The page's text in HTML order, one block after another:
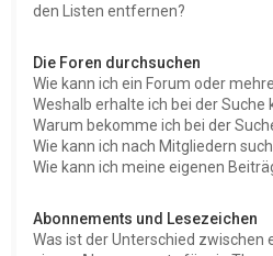
den Listen entfernen?
Die Foren durchsuchen
Wie kann ich ein Forum oder
Weshalb erhalte ich bei der Suche
Warum bekomme ich bei der
Wie kann ich nach Mitgliedern
Wie kann ich meine eigenen
Abonnements und Lesezeichen
Was ist der Unterschied zwischen